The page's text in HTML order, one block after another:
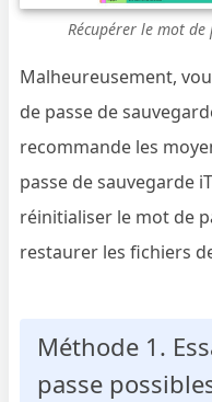
Récupérer le mot de
Malheureusement,
de passe de
recommande les
passe de sauvegarde
réinitialiser le mot de
restaurer les fichiers
Méthode 1.
passe